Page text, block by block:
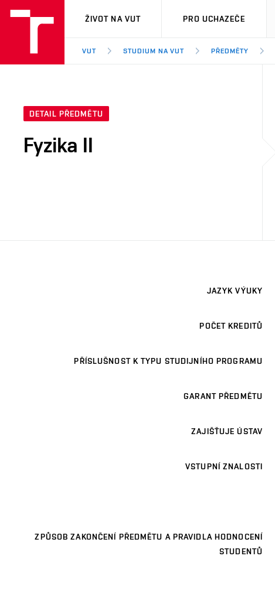
VUT
ŽIVOT NA VUT PRO UCHAZEČE
VUT STUDIUM NA VUT PŘEDMĚTY
DETAIL PŘEDMĚTU
Fyzika II
JAZYK VÝUKY
POČET KREDITŮ
PŘÍSLUŠNOST K TYPU STUDIJNÍHO PROGRAMU
GARANT PŘEDMĚTU
ZAJIŠŤUJE ÚSTAV
VSTUPNÍ ZNALOSTI
ZPŮSOB ZAKONČENÍ PŘEDMĚTU A PRAVIDLA HODNOCENÍ
STUDENTŮ